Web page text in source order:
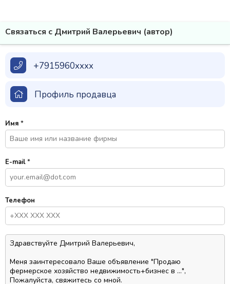
Связаться с Дмитрий Валерьевич (автор)
+7915960xxxx
Профиль продавца
Имя *
E-mail*
Телефон